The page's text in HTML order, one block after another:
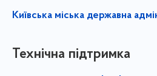
Київська міська державна
Технічна підтримка